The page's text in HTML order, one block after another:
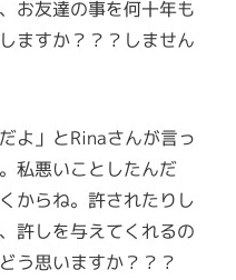
お友達の事を何十年も
ますか？？？しません
よ」とRinaさんが言っ
私悪いことしたんだ
からね。許されたりし
許しを与えてくれるの
う思いますか？？？